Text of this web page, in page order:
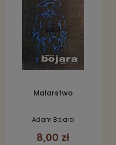
Malarstwo
Adam Bojara
8,00 zł